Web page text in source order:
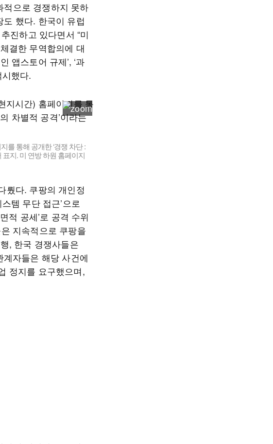
적으로 경쟁하지 못하
했다. 한국이 유럽
진하고 있다면서 “미
결한 무역합의에 대
앱스토어 규제’, ‘과
했다.
를 통해 공개한 ‘경쟁 차단 :
지. 미 연방 하원 홈페이지
뤘다. 쿠팡의 개인정
템 무단 접근’으로
적 공세’로 공격 수위
지속적으로 쿠팡을
, 한국 경쟁사들은
계자들은 해당 사건에
정지를 요구했으며,